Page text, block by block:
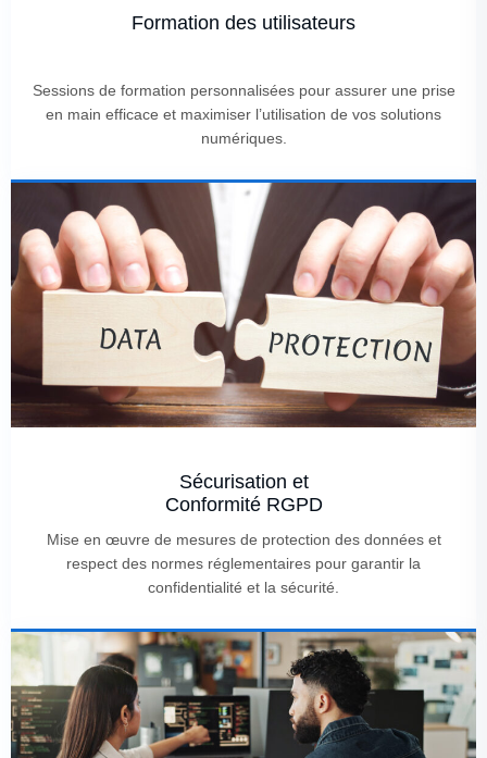
Formation des utilisateurs
Sessions de formation personnalisées pour assurer une prise
en main efficace et maximiser l’utilisation de vos solutions
numériques.
Sécurisation et
Conformité RGPD
Mise en œuvre de mesures de protection des données et
respect des normes réglementaires pour garantir la
confidentialité et la sécurité.